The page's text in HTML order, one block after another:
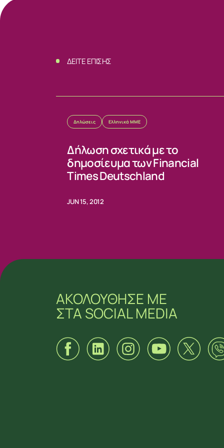
ΔΕΙΤΕ ΕΠΙΣΗΣ
Δηλώσεις Ελληνικά ΜΜΕ
Δήλωση σχετικά με το
δημοσίευμα των Financial
Times Deutschland
JUN 15, 2012
ΑΚΟΛΟΥΘΗΣΕ ΜΕ
ΣΤΑ SOCIAL MEDIA